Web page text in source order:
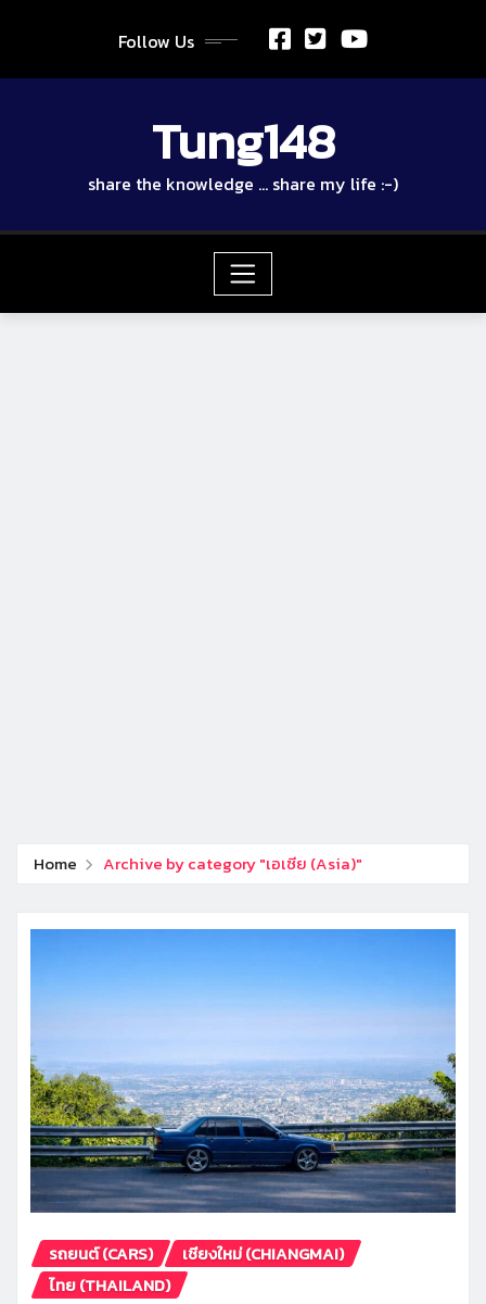
Follow Us
Tung148
share the knowledge … share my life :-)
Home Archive by category "เอเซีย (Asia)"
รถยนต์ (CARS)
เชียงใหม่ (CHIANGMAI)
ไทย (THAILAND)